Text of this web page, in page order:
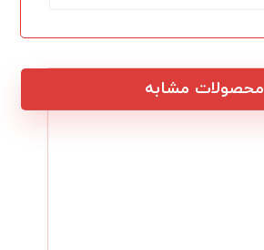
محصولات مشابه